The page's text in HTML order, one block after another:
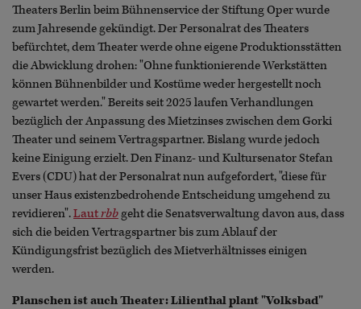
Theaters Berlin beim Bühnenservice der Stiftung Oper wurde
zum Jahresende gekündigt. Der Personalrat des Theaters
befürchtet, dem Theater werde ohne eigene Produktionsstätten
die Abwicklung drohen: "Ohne funktionierende Werkstätten
können Bühnenbilder und Kostüme weder hergestellt noch
gewartet werden." Bereits seit 2025 laufen Verhandlungen
bezüglich der Anpassung des Mietzinses zwischen dem Gorki
Theater und seinem Vertragspartner. Bislang wurde jedoch
keine Einigung erzielt. Den Finanz- und Kultursenator Stefan
Evers (CDU) hat der Personalrat nun aufgefordert, "diese für
unser Haus existenzbedrohende Entscheidung umgehend zu
revidieren".Lautrbbgeht die Senatsverwaltung davon aus, dass
sich die beiden Vertragspartner bis zum Ablauf der
Kündigungsfrist bezüglich des Mietverhältnisses einigen
werden.
Planschen ist auch Theater: Lilienthal plant "Volksbad"